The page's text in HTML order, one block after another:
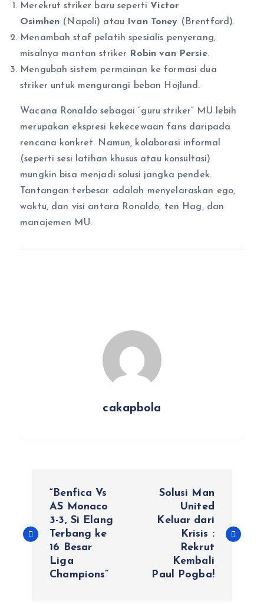
Merekrut striker baru sepertiVictor
Osimhen (Napoli) atau Ivan Toney (Brentford).
Menambah staf pelatih spesialis penyerang,
misalnya mantan striker
Robin van Persie.
Mengubah sistem permainan ke formasi dua
striker untuk mengurangi beban Hojlund.
Wacana Ronaldo sebagai “guru striker” MU lebih
merupakan ekspresi kekecewaan fans daripada
rencana konkret. Namun, kolaborasi informal
(seperti sesi latihan khusus atau konsultasi)
mungkin bisa menjadi solusi jangka pendek.
Tantangan terbesar adalah menyelaraskan ego,
waktu, dan visi antara Ronaldo, ten Hag, dan
manajemen MU.
cakapbola
v
“Benfica Vs
AS Monaco
3-3, Si Elang
Terbang ke
16 Besar
Liga
Champions”
Solusi Man
United
Keluar dari
Krisis :
Rekrut
Kembali
Paul Pogba!